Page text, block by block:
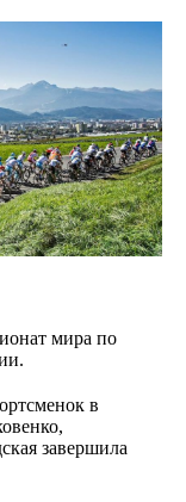
мира по
в
завершила